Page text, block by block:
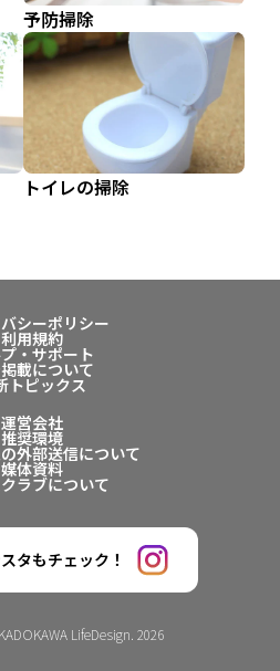
予防掃除
トイレの掃除
シーポリシー
利用規約
・サポート
載について
トピックス
運営会社
推奨環境
外部送信について
媒体資料
ラブについて
タもチェック！
LifeDesign. 2026